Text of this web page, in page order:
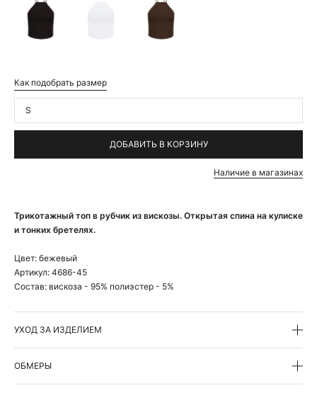
Трикотажный топ в рубчик из вискозы. Открытая спина на кулиске
и тонких бретелях.
Цвет: бежевый
Артикул: 4686-45
Состав: вискоза - 95% полиэстер - 5%
УХОД ЗА ИЗДЕЛИЕМ
ОБМЕРЫ
Как подобрать размер
S
ДОБАВИТЬ В КОРЗИНУ
Наличие в магазинах